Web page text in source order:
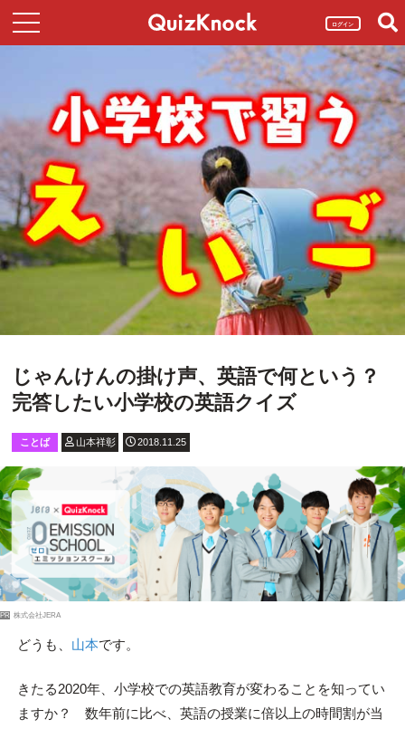
ログイン
じゃんけんの掛け声、英語で何という？
完答したい小学校の英語クイズ
ことば 山本祥彰 2018.11.25
PR 株式会社JERA
どうも、 山本です。
きたる2020年、小学校での英語教育が変わることを知ってい
ますか？ 数年前に比べ、英語の授業に倍以上の時間割が当